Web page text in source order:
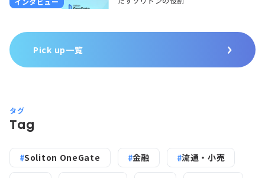
Pick up一覧
タグ
Tag
Soliton OneGate 金融 流通・小売